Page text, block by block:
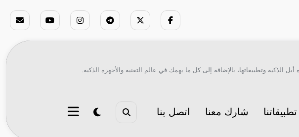
وتطبيقاتها، بالإضافة إلى كل ما يهمك في عالم التقنية والأجهزة الذكية.
تطبيقاتنا شارك معنا اتصل بنا